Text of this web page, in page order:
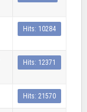
Hits: 10284
Hits: 12371
Hits: 21570